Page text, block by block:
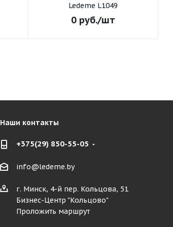
Ledeme L1049
0 руб./шт
Наши контакты
+375(29) 850-55-05
info@ledeme.by
г. Минск, 4-й пер. Кольцова, 51
Бизнес-Центр "Кольцово"
Проложить маршрут